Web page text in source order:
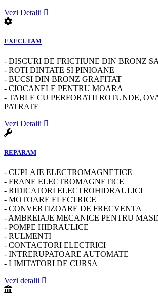
Vezi Detalii
EXECUTAM
- DISCURI DE FRICTIUNE DIN BRONZ
- ROTI DINTATE SI PINIOANE
- BUCSI DIN BRONZ GRAFITAT
- CIOCANELE PENTRU MOARA
- TABLE CU PERFORATII ROTUNDE,
PATRATE
Vezi Detalii
REPARAM
- CUPLAJE ELECTROMAGNETICE
- FRANE ELECTROMAGNETICE
- RIDICATORI ELECTROHIDRAULICI
- MOTOARE ELECTRICE
- CONVERTIZOARE DE FRECVENTA
- AMBREIAJE MECANICE PENTRU
- POMPE HIDRAULICE
- RULMENTI
- CONTACTORI ELECTRICI
- INTRERUPATOARE AUTOMATE
- LIMITATORI DE CURSA
Vezi detalii